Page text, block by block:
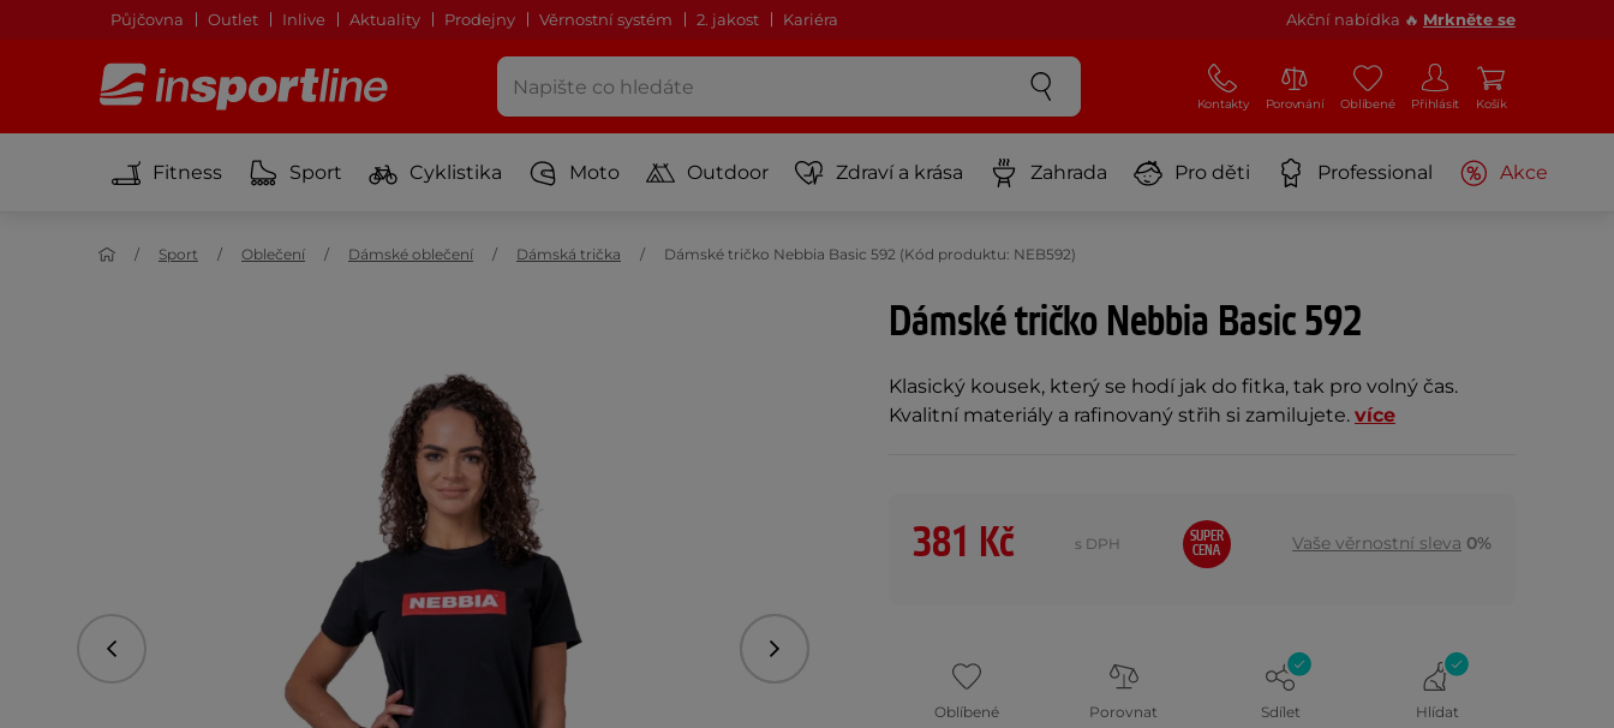
Půjčovna Outlet Inlive Aktuality Prodejny Věrnostní systém 2. jakost Kariéra Akční nabídka 🔥 Mrkněte se
Kontakty Porovnání Oblíbené Přihlásit Košík
Fitness Sport Cyklistika Moto Outdoor Zdraví a krása Zahrada Pro děti Professional Akce
Sport Oblečení Dámské oblečení Dámská trička Dámské tričko Nebbia Basic 592 (Kód produktu: NEB592)
Dámské tričko Nebbia Basic 592
Klasický kousek, který se hodí jak do fitka, tak pro volný čas.
Kvalitní materiály a rafinovaný střih si zamilujete. více
Předchozí Následující
381 Kč s DPH
SUPER
CENA
Vaše věrnostní sleva 0%
Oblíbené Porovnat Sdílet Hlídat